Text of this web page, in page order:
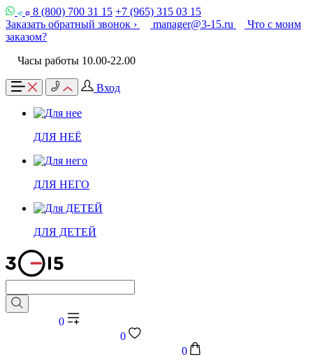
8 (800) 700 31 15 +7 (965) 315 03 15
Заказать обратный звонок ›
manager@3-15.ru
Что с моим
заказом?
Часы работы 10.00-22.00
Вход
ДЛЯ НЕЁ
ДЛЯ НЕГО
ДЛЯ ДЕТЕЙ
0
0
0